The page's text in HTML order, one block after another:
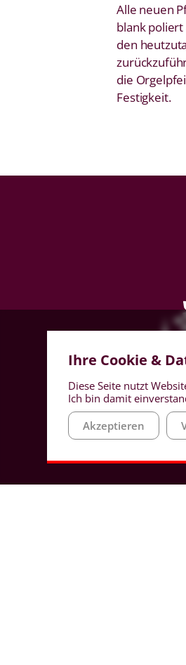
Alle neuen
blank poliert
den
die
Festigkeit.
Ihre Cookie &
Diese Seite nutzt
Ich bin damit
Akzeptieren